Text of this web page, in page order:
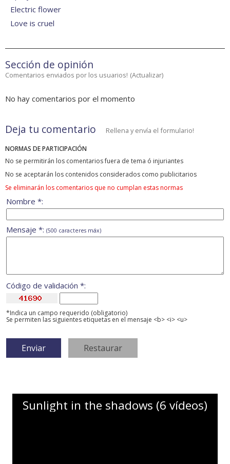
Electric flower
Love is cruel
Sección de opinión
Comentarios enviados por los usuarios! (Actualizar)
No hay comentarios por el momento
Deja tu comentario Rellena y envía el formulario!
NORMAS DE PARTICIPACIÓN
No se permitirán los comentarios fuera de tema ó injuriantes
No se aceptarán los contenidos considerados como publicitarios
Se eliminarán los comentarios que no cumplan estas normas
Nombre *:
Mensaje *: (500 caracteres máx)
Código de validación *:
*Indica un campo requerido (obligatorio)
Se permiten las siguientes etiquetas en el mensaje <b> <i> <u>
Sunlight in the shadows (6 vídeos)